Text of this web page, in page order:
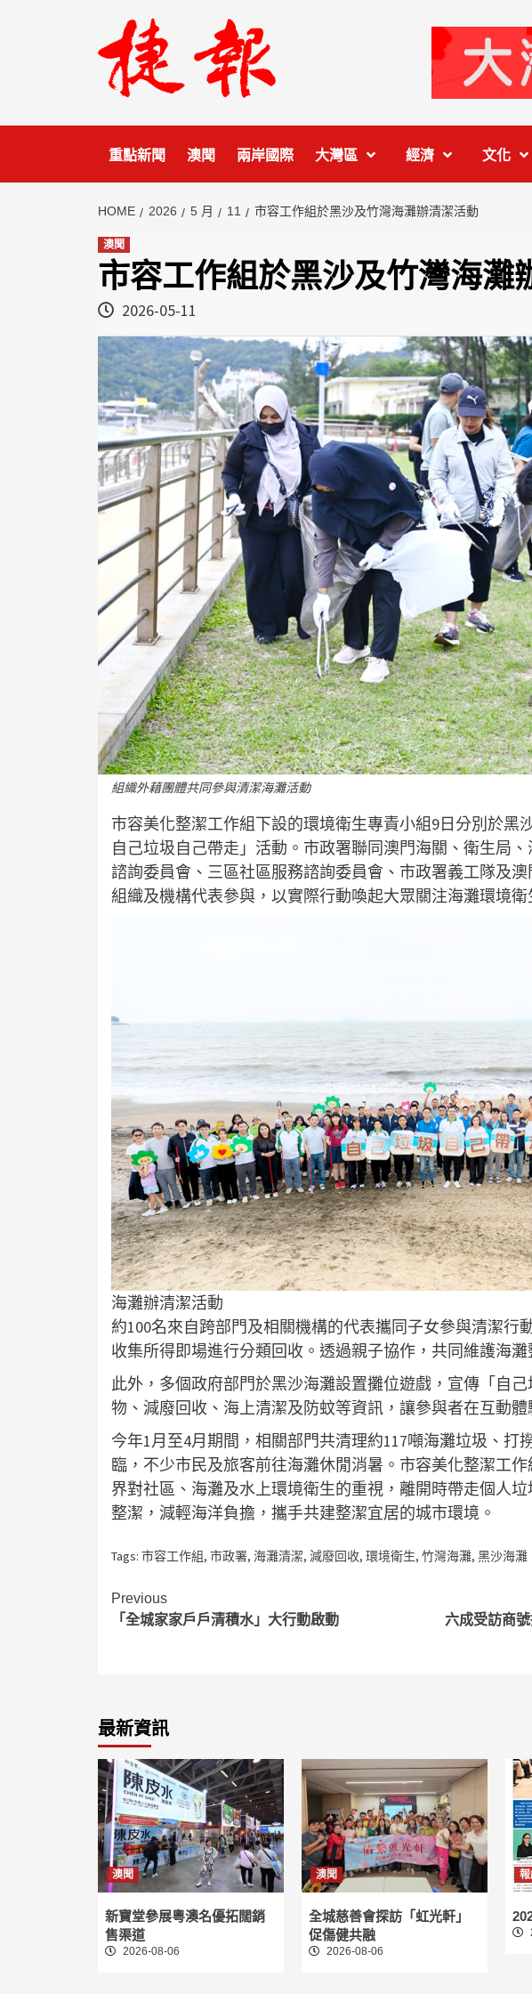
重點新聞 澳聞 兩岸國際 大灣區 經濟 文化
HOME 2026 5 月 11 市容工作組於黑沙及竹灣海灘辦清潔活動
澳聞
市容工作組於黑沙及竹灣海灘
2026-05-11
組織外藉團體共同參與清潔海灘活動
市容美化整潔工作組下設的環境衛生專責小組9日分別於黑
自己垃圾自己帶走」活動。市政署聯同澳門海關、衛生局
諮詢委員會、三區社區服務諮詢委員會、市政署義工隊及
組織及機構代表參與，以實際行動喚起大眾關注海灘環境衛
海灘辦清潔活動
約100名來自跨部門及相關機構的代表攜同子女參與清潔行
收集所得即場進行分類回收。透過親子協作，共同維護海
此外，多個政府部門於黑沙海灘設置攤位遊戲，宣傳「自
物、減廢回收、海上清潔及防蚊等資訊，讓參與者在互動體
今年1月至4月期間，相關部門共清理約117噸海灘垃圾、打
臨，不少市民及旅客前往海灘休閒消暑。市容美化整潔工
界對社區、海灘及水上環境衛生的重視，離開時帶走個人
整潔，減輕海洋負擔，攜手共建整潔宜居的城市環境。
Tags: 市容工作組, 市政署, 海灘清潔, 減廢回收, 環境衛生, 竹灣海灘, 黑沙海灘
Continue
Reading
Previous
「全城家家戶戶清積水」大行動啟動
六成受訪商
最新資訊
澳聞
新寶堂參展粵澳名優拓闊銷
售渠道
2026-08-06
澳聞
全城慈善會探訪「虹光軒」
促傷健共融
2026-08-06
報